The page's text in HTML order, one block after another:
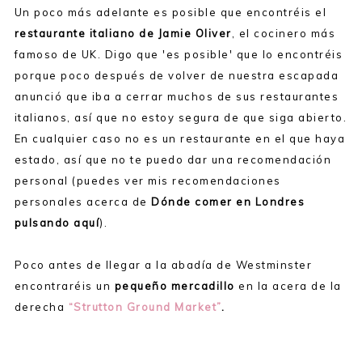
Un poco más adelante es posible que encontréis el
restaurante italiano de Jamie Oliver, el cocinero más
famoso de UK. Digo que 'es posible' que lo encontréis
porque poco después de volver de nuestra escapada
anunció que iba a cerrar muchos de sus restaurantes
italianos, así que no estoy segura de que siga abierto.
En cualquier caso no es un restaurante en el que haya
estado, así que no te puedo dar una recomendación
personal (puedes ver mis recomendaciones
personales acerca de Dónde comer en Londres
pulsando aquí).
Poco antes de llegar a la abadía de Westminster
encontraréis un pequeño mercadilloen la acera de la
derecha “Strutton Ground Market”.